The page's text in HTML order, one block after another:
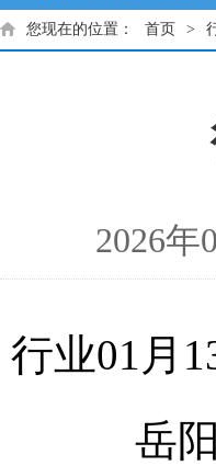
您现在的位置： 首页 >
2026
行业01月
岳阳